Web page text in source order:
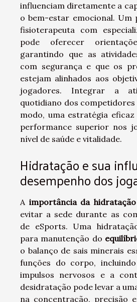
influenciam diretamente a
o bem-estar emocional.
fisioterapeuta com
pode oferecer
garantindo que as
com segurança e que os
estejam alinhados aos
jogadores. Integrar a
quotidiano dos competidores
modo, uma estratégia
performance superior nos
nível de saúde e vitalidade.
Hidratação e sua
desempenho dos
A importância da hidratação
evitar a sede durante as
de eSports. Uma
para manutenção do
o balanço de sais minerais
funções do corpo,
impulsos nervosos e a
desidratação pode levar a
na concentração, precisão